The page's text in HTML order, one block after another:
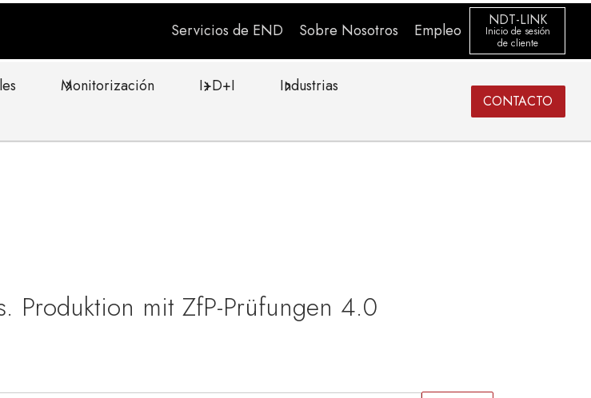
Servicios de END Sobre Nosotros Empleo
NDT-LINK
Inicio de sesión
de cliente
Monitorización I+D+I
Industrias
CONTACTO
Produktion mit ZfP-Prüfungen 4.0